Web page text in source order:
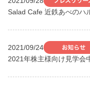
Salad Cafe 近鉄あべのハ
2021/09/24
2021年株主様向け見学会